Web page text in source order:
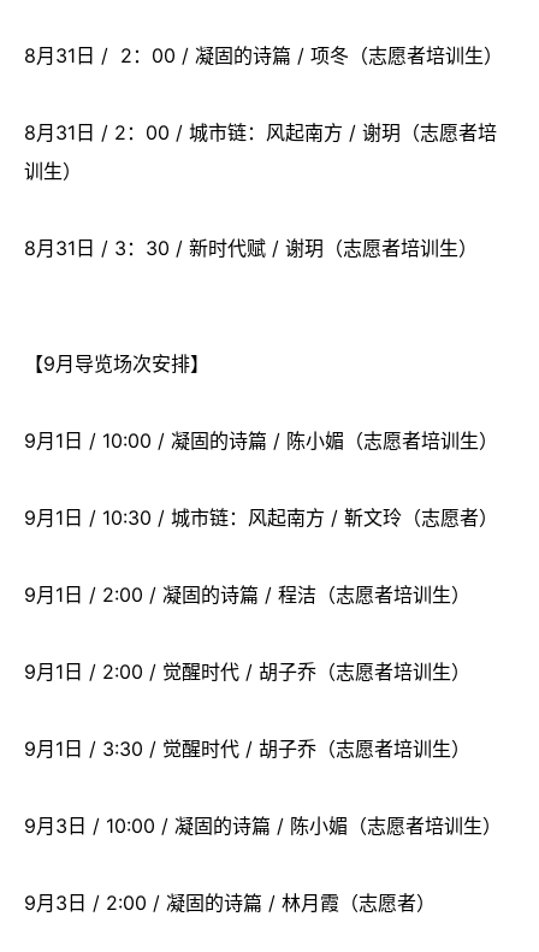
8月31日 / 2：00 / 凝固的诗篇 / 项冬（志愿者培训生）
8月31日 / 2：00 / 城市链：风起南方 / 谢玥（志愿者培
训生）
8月31日 / 3：30 / 新时代赋 / 谢玥（志愿者培训生）
【9月导览场次安排】
9月1日 / 10:00 / 凝固的诗篇 / 陈小媚（志愿者培训生）
9月1日 / 10:30 / 城市链：风起南方 / 靳文玲（志愿者）
9月1日 / 2:00 / 凝固的诗篇 / 程洁（志愿者培训生）
9月1日 / 2:00 / 觉醒时代 / 胡子乔（志愿者培训生）
9月1日 / 3:30 / 觉醒时代 / 胡子乔（志愿者培训生）
9月3日 / 10:00 / 凝固的诗篇 / 陈小媚（志愿者培训生）
9月3日 / 2:00 / 凝固的诗篇 / 林月霞（志愿者）